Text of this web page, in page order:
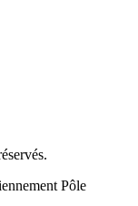
Pôle